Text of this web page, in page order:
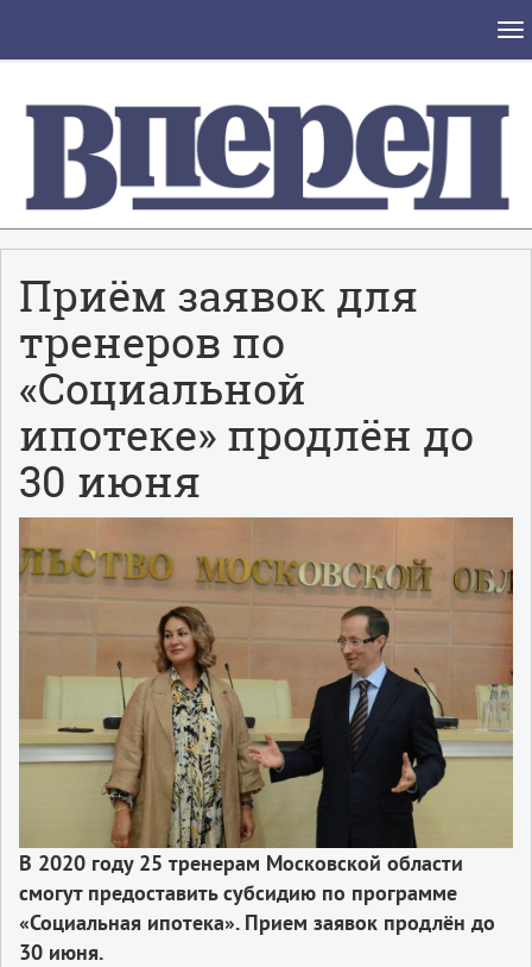
Приём заявок для
тренеров по
«Социальной
ипотеке» продлён до
30 июня
В 2020 году 25 тренерам Московской области
смогут предоставить субсидию по программе
«Социальная ипотека». Прием заявок продлён до
30 июня.